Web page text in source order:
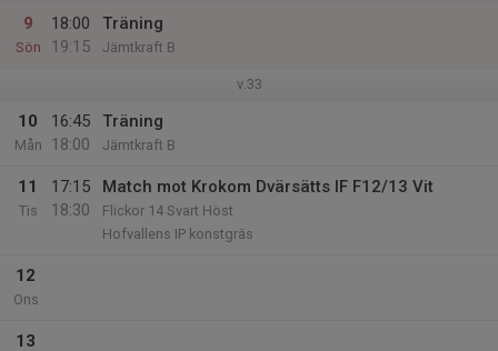
9
Sön
18:00
19:15
Träning
Jämtkraft B
v.33
10
Mån
16:45
18:00
Träning
Jämtkraft B
11
Tis
17:15
18:30
Match mot Krokom Dvärsätts IF F12/13 Vit
Flickor 14 Svart Höst
Hofvallens IP konstgräs
12
Ons
13